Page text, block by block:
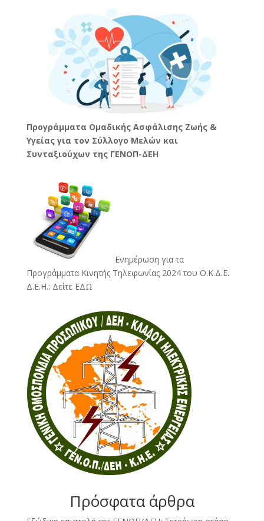
Προγράμματα Ομαδικής Ασφάλισης Ζωής &
Υγείας για τον Σύλλογο Μελών και
Συνταξιούχων της ΓΕΝΟΠ-ΔΕΗ
Ενημέρωση για τα
Προγράμματα Κινητής Τηλεφωνίας 2024 του Ο.Κ.Δ.Ε.
Δ.Ε.Η.: Δείτε ΕΔΩ
Πρόσφατα άρθρα